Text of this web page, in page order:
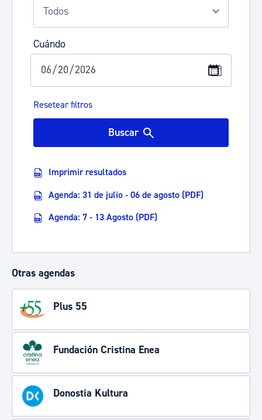
Cuándo
Resetear filtros
Buscar
Imprimir resultados
Agenda: 31 de julio - 06 de agosto (PDF)
Agenda: 7 - 13 Agosto (PDF)
Otras agendas
Plus 55
Fundación Cristina Enea
Donostia Kultura